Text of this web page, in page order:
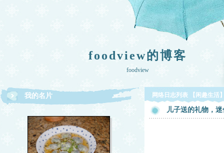
foodview的博客
foodview
我的名片 网络日志列表 【闲趣生活
儿子送的礼物，